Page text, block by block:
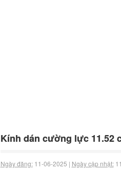
Kính dán cường lực 11.52
Ngày đăng:11-06-2025 | Ngày cập nhật: